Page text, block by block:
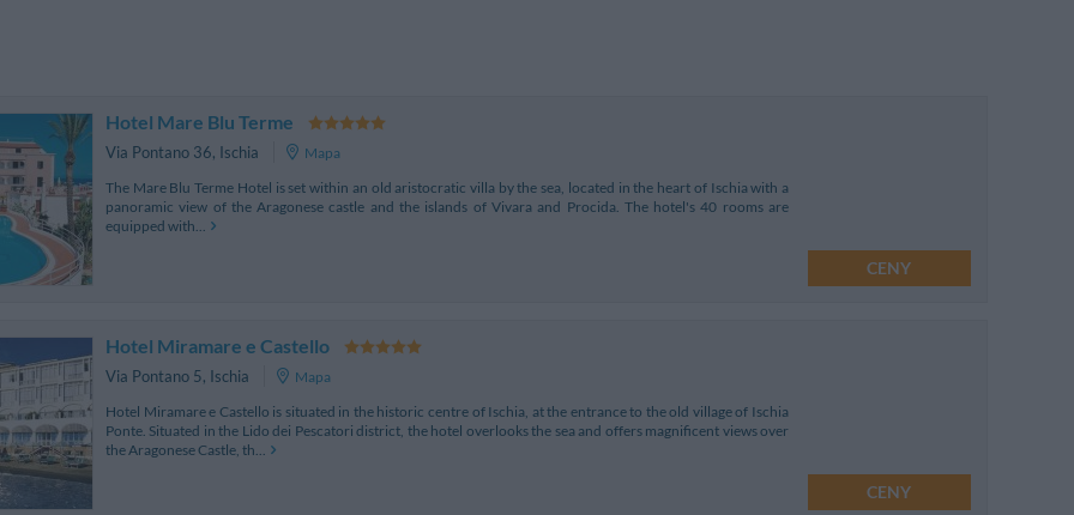
Hotel Mare Blu Terme
Via Pontano 36, Ischia
Mapa
The Mare Blu Terme Hotel is set within an old aristocratic villa by the sea, located in the heart of Ischia with a
panoramic view of the Aragonese castle and the islands of Vivara and Procida. The hotel's 40 rooms are
equipped with...
CENY
Hotel Miramare e Castello
Via Pontano 5, Ischia
Mapa
Hotel Miramare e Castello is situated in the historic centre of Ischia, at the entrance to the old village of Ischia
Ponte. Situated in the Lido dei Pescatori district, the hotel overlooks the sea and offers magnificent views over
the Aragonese Castle, th...
CENY